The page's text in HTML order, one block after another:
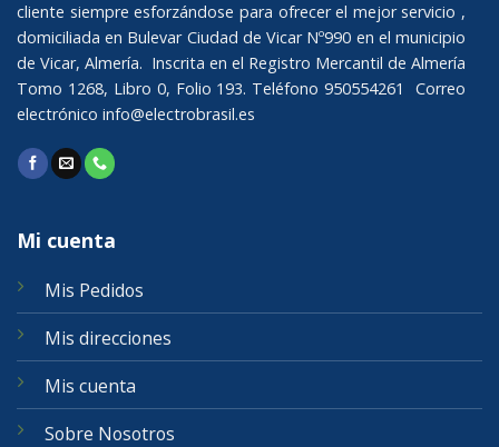
cliente siempre esforzándose para ofrecer el mejor servicio ,
domiciliada en Bulevar Ciudad de Vicar Nº990 en el municipio
de Vicar, Almería. Inscrita en el Registro Mercantil de Almería
Tomo 1268, Libro 0, Folio 193. Teléfono 950554261 Correo
electrónico info@electrobrasil.es
Mi cuenta
Mis Pedidos
Mis direcciones
Mis cuenta
Sobre Nosotros